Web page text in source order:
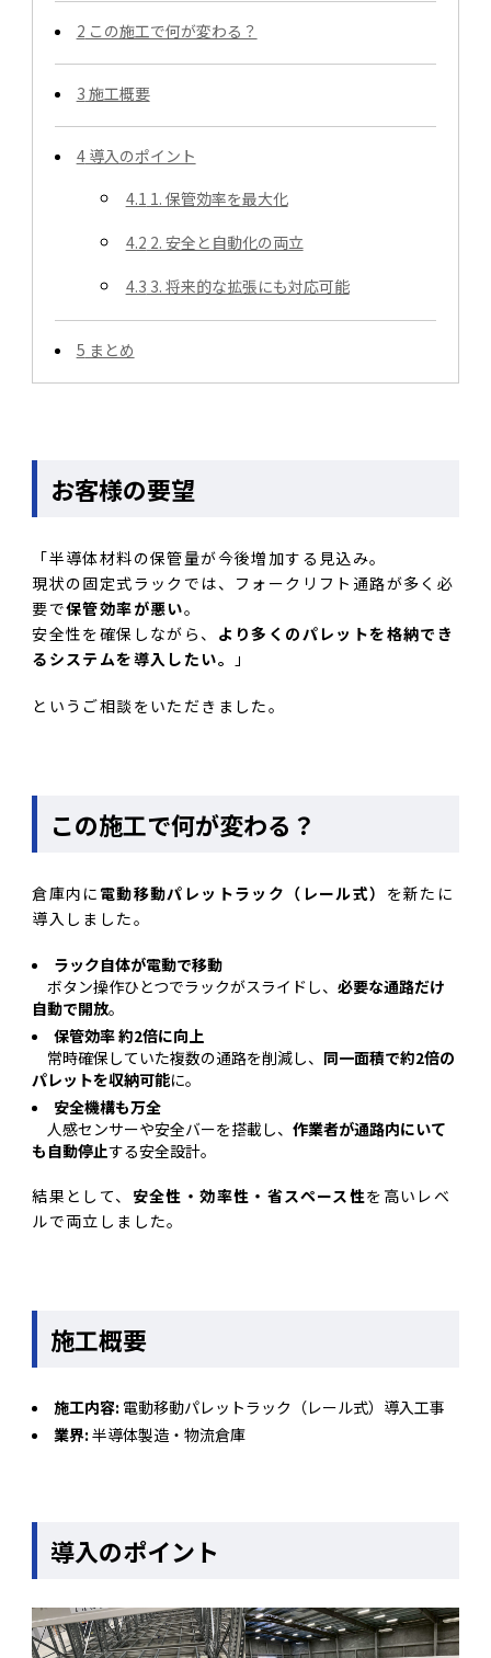
2 この施工で何が変わる？
3 施工概要
4導入のポイント
4.1 1. 保管効率を最大化
4.2 2. 安全と自動化の両立
4.3 3. 将来的な拡張にも対応可能
5 まとめ
お客様の要望
「半導体材料の保管量が今後増加する見込み。
現状の固定式ラックでは、フォークリフト通路が多く必
要で保管効率が悪い。
安全性を確保しながら、 より多くのパレットを格納でき
るシステムを導入したい。
」
というご相談をいただきました。
この施工で何が変わる？
倉庫内に 電動移動パレットラック（レール式） を新たに
導入しました。
ラック自体が電動で移動
ボタン操作ひとつでラックがスライドし、必要な通路だけ
自動で開放。
保管効率 約2倍に向上
常時確保していた複数の通路を削減し、 同一面積で約2倍の
パレットを収納可能に。
安全機構も万全
人感センサーや安全バーを搭載し、作業者が通路内にいて
も自動停止する安全設計。
結果として、 安全性・効率性・省スペース性を高いレベ
ルで両立しました。
施工概要
施工内容: 電動移動パレットラック（レール式）導入工事
業界: 半導体製造・物流倉庫
導入のポイント